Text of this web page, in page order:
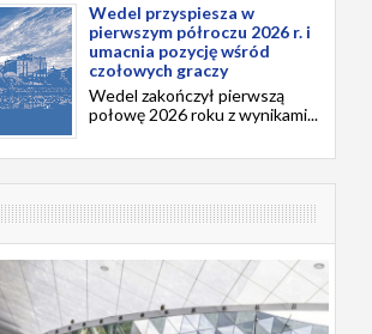
Wedel przyspiesza w
pierwszym półroczu 2026 r. i
umacnia pozycję wśród
czołowych graczy
Wedel zakończył pierwszą
połowę 2026 roku z wynikami...